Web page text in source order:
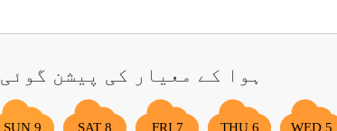
ہوا کے معیار کی پیشن گوئی
WED 5
THU 6
FRI 7
SAT 8
SUN 9